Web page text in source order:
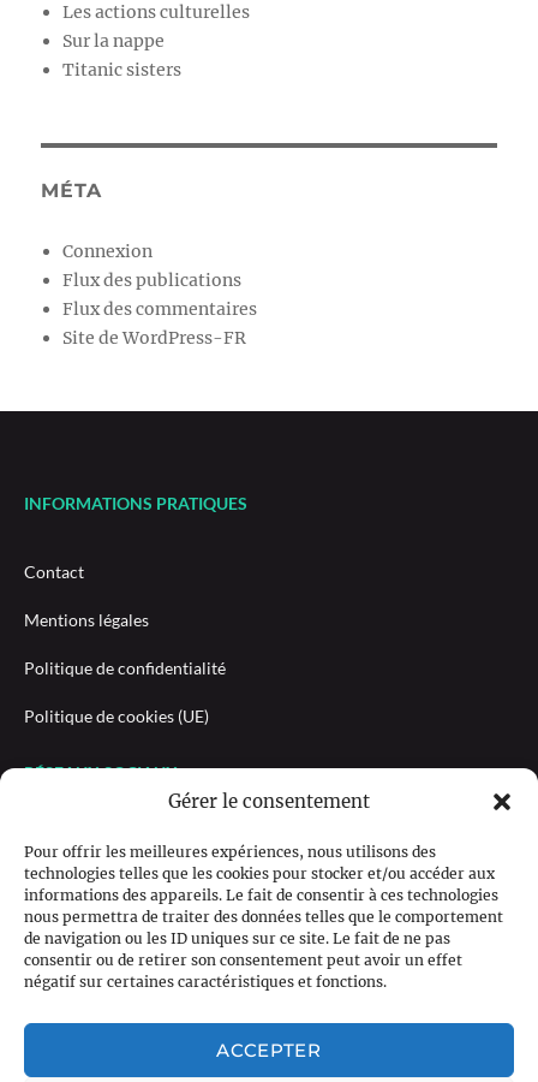
Gérer le consentement
Pour offrir les meilleures expériences, nous utilisons des
technologies telles que les cookies pour stocker et/ou accéder aux
informations des appareils. Le fait de consentir à ces technologies
nous permettra de traiter des données telles que le comportement
de navigation ou les ID uniques sur ce site. Le fait de ne pas
consentir ou de retirer son consentement peut avoir un effet
négatif sur certaines caractéristiques et fonctions.
ACCEPTER
Les actions culturelles
Sur la nappe
Titanic sisters
MÉTA
Connexion
Flux des publications
Flux des commentaires
Site de WordPress-FR
INFORMATIONS PRATIQUES
Contact
Mentions légales
Politique de confidentialité
Politique de cookies (UE)
RÉSEAUX SOCIAUX
NEWSLETTER